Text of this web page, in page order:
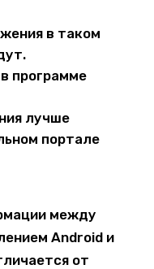
в таком
программе
лучше
портале
между
Android и
от